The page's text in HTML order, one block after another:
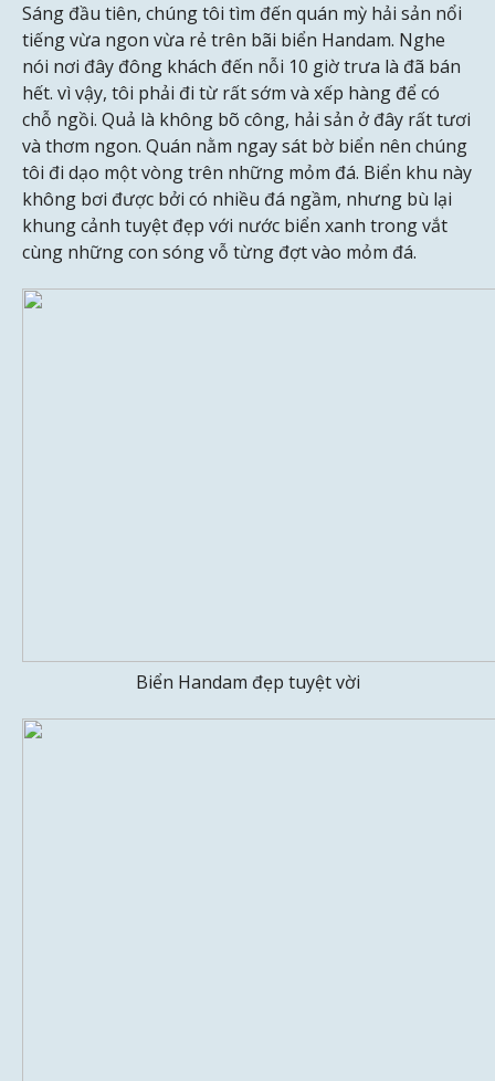
Sáng đầu tiên, chúng tôi tìm đến quán mỳ hải sản nổi
tiếng vừa ngon vừa rẻ trên bãi biển Handam. Nghe
nói nơi đây đông khách đến nỗi 10 giờ trưa là đã bán
hết. vì vậy, tôi phải đi từ rất sớm và xếp hàng để có
chỗ ngồi. Quả là không bõ công, hải sản ở đây rất tươi
và thơm ngon. Quán nằm ngay sát bờ biển nên chúng
tôi đi dạo một vòng trên những mỏm đá. Biển khu này
không bơi được bởi có nhiều đá ngầm, nhưng bù lại
khung cảnh tuyệt đẹp với nước biển xanh trong vắt
cùng những con sóng vỗ từng đợt vào mỏm đá.
Biển Handam đẹp tuyệt vời